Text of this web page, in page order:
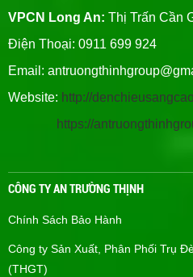
VPCN Long An: Thị Trấn Cần
Điện Thoại: 0911 699 924
Email:
Website: http://
https://
CÔNG TY AN TRƯỜNG THỊNH
Chính Sách Bảo Hành
Công ty Sản Xuất, Phân Phối Trụ
(THGT)